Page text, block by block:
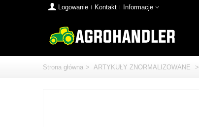
Logowanie Kontakt Informacje
Strona główna > ARTYKUŁY ZNORMALIZOWANE >